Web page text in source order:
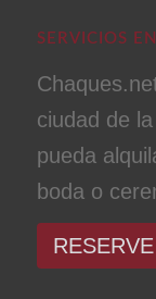
SERVICIOS
ciudad de
pueda
boda o